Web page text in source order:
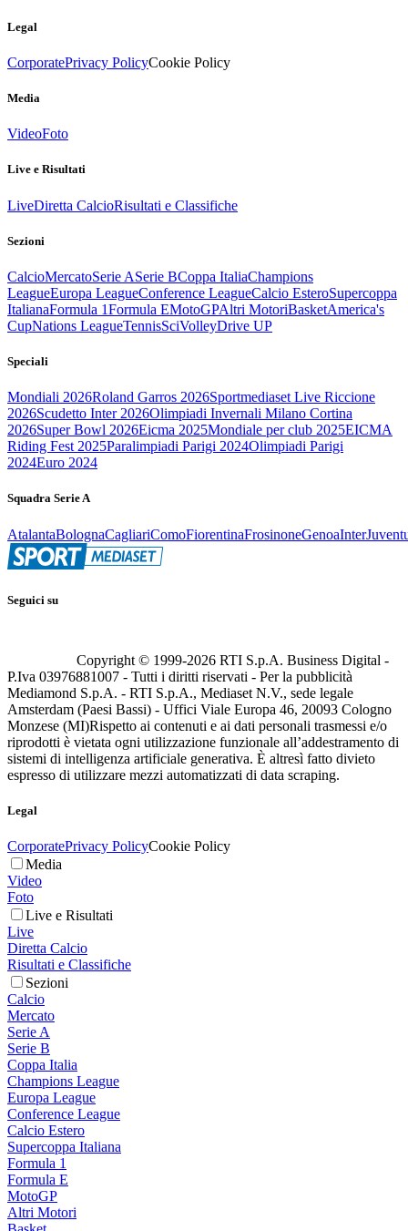
Legal
CorporatePrivacy PolicyCookie Policy
Media
VideoFoto
Live e Risultati
LiveDiretta CalcioRisultati e Classifiche
Sezioni
CalcioMercatoSerie ASerie BCoppa ItaliaChampions
LeagueEuropa LeagueConference LeagueCalcio EsteroSupercoppa
ItalianaFormula 1Formula EMotoGPAltri MotoriBasketAmerica's
CupNations LeagueTennisSciVolleyDrive UP
Speciali
Mondiali 2026Roland Garros 2026Sportmediaset Live Riccione
2026Scudetto Inter 2026Olimpiadi Invernali Milano Cortina
2026Super Bowl 2026Eicma 2025Mondiale per club 2025EICMA
Riding Fest 2025Paralimpiadi Parigi 2024Olimpiadi Parigi
2024Euro 2024
Squadra Serie A
AtalantaBolognaCagliariComoFiorentinaFrosinoneGenoaInter
Seguici su
Copyright © 1999-2026 RTI S.p.A. Business Digital -
P.Iva 03976881007 - Tutti i diritti riservati - Per la pubblicità
Mediamond S.p.A. - RTI S.p.A., Mediaset N.V., sede legale
Amsterdam (Paesi Bassi) - Uffici Viale Europa 46, 20093 Cologno
Monzese (MI)Rispetto ai contenuti e ai dati personali trasmessi e/o
riprodotti è vietata ogni utilizzazione funzionale all’addestramento di
sistemi di intelligenza artificiale generativa. È altresì fatto divieto
espresso di utilizzare mezzi automatizzati di data scraping.
Legal
CorporatePrivacy PolicyCookie Policy
Media
Video
Foto
Live e Risultati
Live
Diretta Calcio
Risultati e Classifiche
Sezioni
Calcio
Mercato
Serie A
Serie B
Coppa Italia
Champions League
Europa League
Conference League
Calcio Estero
Supercoppa Italiana
Formula 1
Formula E
MotoGP
Altri Motori